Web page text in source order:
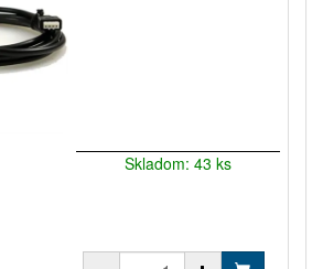
Skladom: 43 ks